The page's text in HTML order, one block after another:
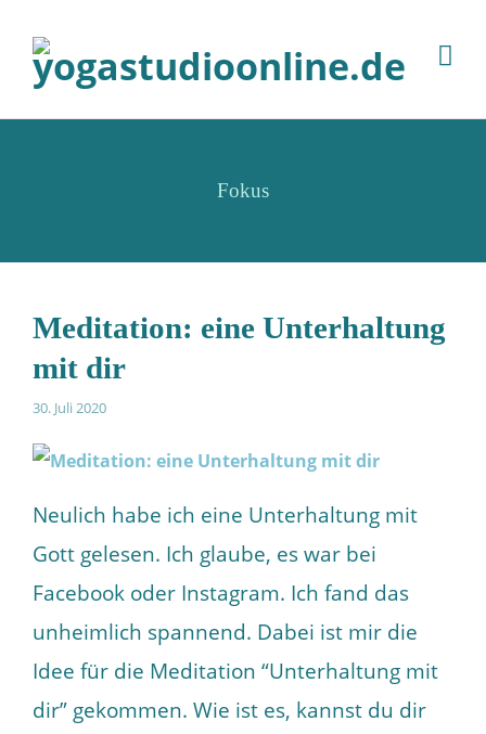
Fokus
Meditation: eine Unterhaltung
mit dir
30. Juli 2020
Neulich habe ich eine Unterhaltung mit
Gott gelesen. Ich glaube, es war bei
Facebook oder Instagram. Ich fand das
unheimlich spannend. Dabei ist mir die
Idee für die Meditation “Unterhaltung mit
dir” gekommen. Wie ist es, kannst du dir